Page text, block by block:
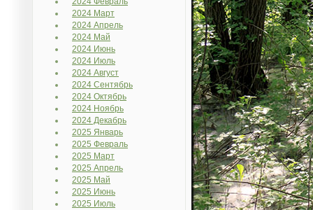
2024 Март
2024 Апрель
2024 Май
2024 Июнь
2024 Июль
2024 Август
2024 Сентябрь
2024 Октябрь
2024 Ноябрь
2024 Декабрь
2025 Январь
2025 Февраль
2025 Март
2025 Апрель
2025 Май
2025 Июнь
2025 Июль